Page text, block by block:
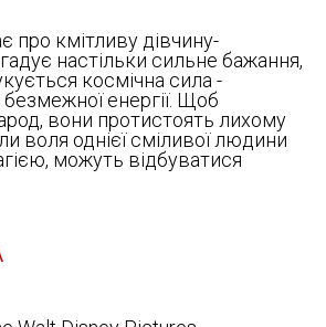
про кмітливу дівчину-
настільки сильне бажання,
космічна сила -
енергії. Щоб
вони протистоять лихому
воля однієї сміливої людини
можуть відбуватися